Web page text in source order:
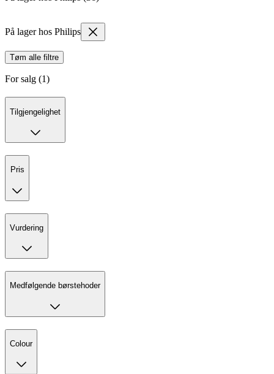
På lager hos Philips
Tøm alle filtre
For salg (1)
Tilgjengelighet
Pris
Vurdering
Medfølgende børstehoder
Colour